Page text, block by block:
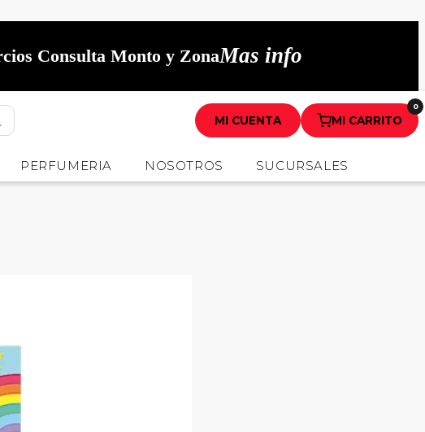
Consulta Monto y ZonaMas info
MI CUENTA MI CARRITO
0
PERFUMERIA NOSOTROS SUCURSALES